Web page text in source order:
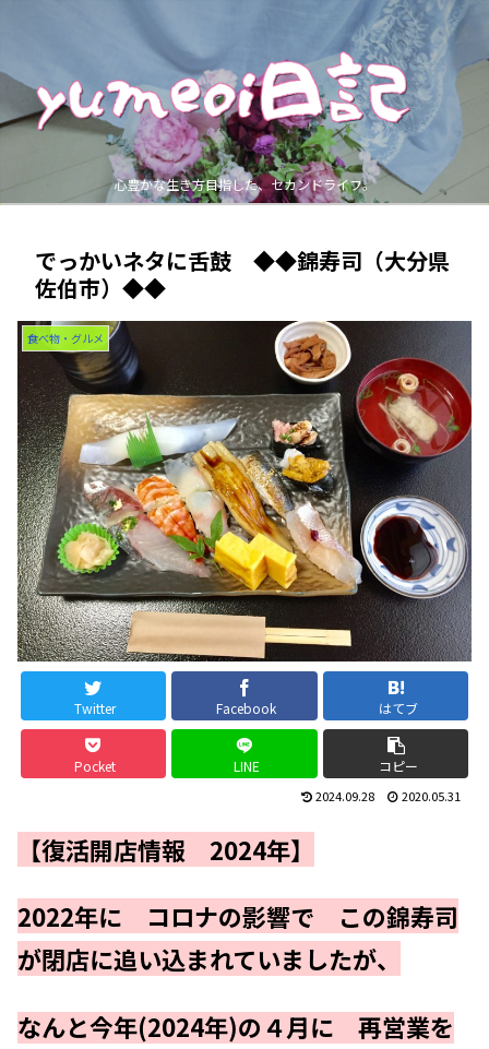
心豊かな生き方目指した、セカンドライフ。
でっかいネタに舌鼓 ◆◆錦寿司（大分県
佐伯市）◆◆
食べ物・グルメ
Twitter Facebook はてブ
Pocket LINE コピー
2024.09.28 2020.05.31
【復活開店情報 2024年】
2022年に コロナの影響で この錦寿司
が閉店に追い込まれていましたが、
なんと今年(2024年)の４月に 再営業を